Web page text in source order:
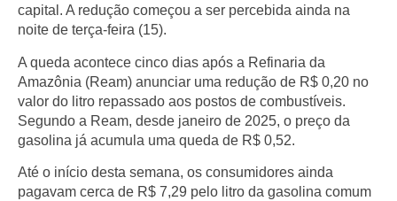
capital. A redução começou a ser percebida ainda na
noite de terça-feira (15).
A queda acontece cinco dias após a Refinaria da
Amazônia (Ream) anunciar uma redução de R$ 0,20 no
valor do litro repassado aos postos de combustíveis.
Segundo a Ream, desde janeiro de 2025, o preço da
gasolina já acumula uma queda de R$ 0,52.
Até o início desta semana, os consumidores ainda
pagavam cerca de R$ 7,29 pelo litro da gasolina comum